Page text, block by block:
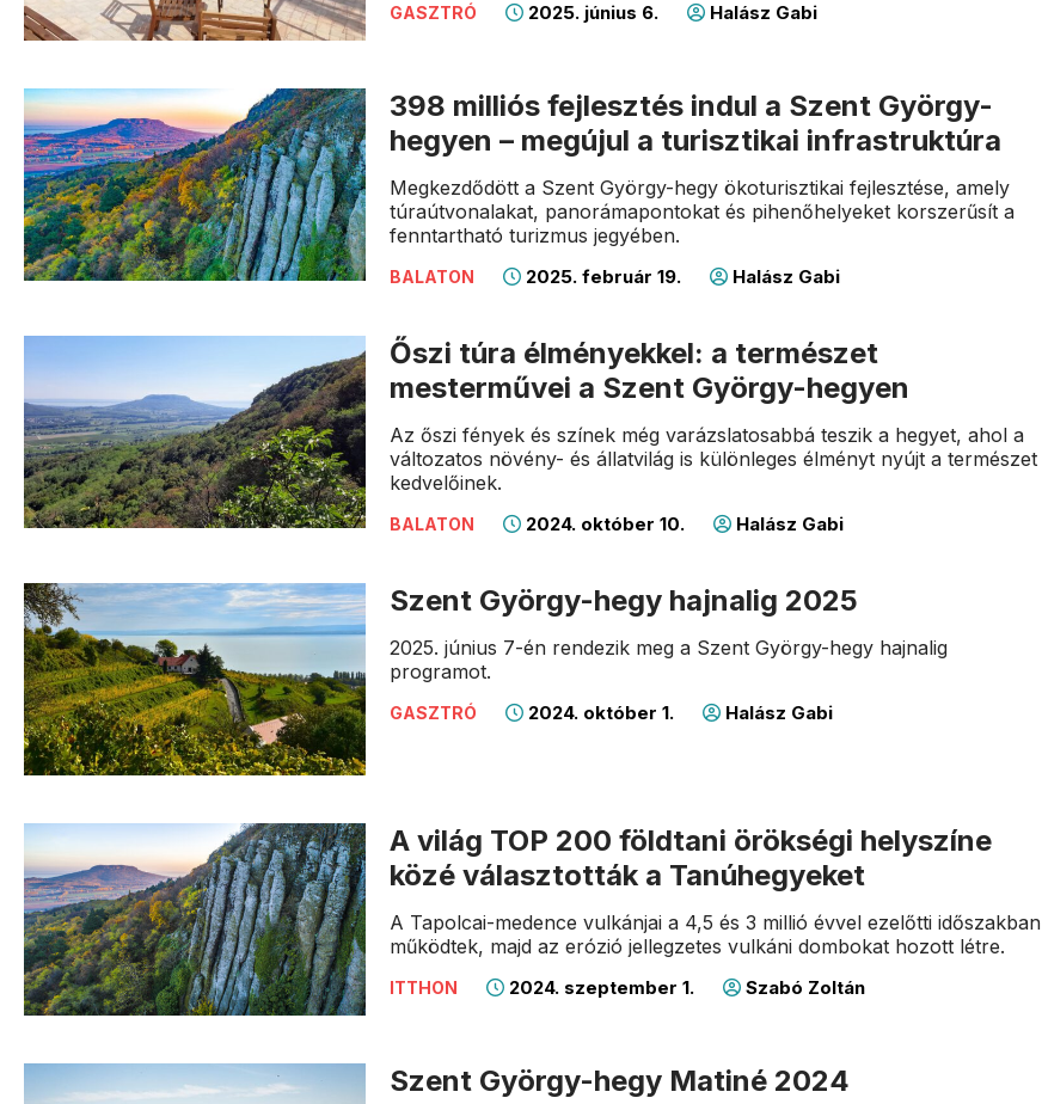
GASZTRÓ 2025. június 6. Halász Gabi
398 milliós fejlesztés indul a Szent György-
hegyen – megújul a turisztikai infrastruktúra
Megkezdődött a Szent György-hegy ökoturisztikai fejlesztése, amely
túraútvonalakat, panorámapontokat és pihenőhelyeket korszerűsít a
fenntartható turizmus jegyében.
BALATON 2025. február 19. Halász Gabi
Őszi túra élményekkel: a természet
mesterművei a Szent György-hegyen
Az őszi fények és színek még varázslatosabbá teszik a hegyet, ahol a
változatos növény- és állatvilág is különleges élményt nyújt a természet
kedvelőinek.
BALATON 2024. október 10. Halász Gabi
Szent György-hegy hajnalig 2025
2025. június 7-én rendezik meg a Szent György-hegy hajnalig
programot.
GASZTRÓ 2024. október 1. Halász Gabi
A világ TOP 200 földtani örökségi helyszíne
közé választották a Tanúhegyeket
A Tapolcai-medence vulkánjai a 4,5 és 3 millió évvel ezelőtti időszakban
működtek, majd az erózió jellegzetes vulkáni dombokat hozott létre.
ITTHON 2024. szeptember 1. Szabó Zoltán
Szent György-hegy Matiné 2024